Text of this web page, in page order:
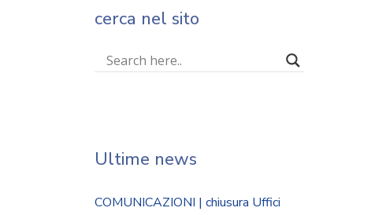
cerca nel sito
Ultime news
COMUNICAZIONI | chiusura Uffici